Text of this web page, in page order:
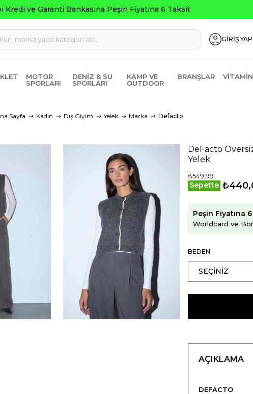
GİRİŞ YAP
MOTOR
SPORLARI
DENIZ & SU
SPORLARI
KAMP VE
OUTDOOR
BRANŞLAR VITAMIN
Sayfa Kadın Dış Giyim Yelek Marka Defacto
DeFacto
Yelek
₺549,99
Sepette
Peşin Fiyatına
Worldcard ve
BEDEN
AÇIKLAMA
DEFACTO